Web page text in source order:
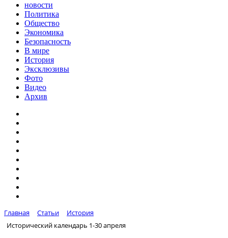
новости
Политика
Общество
Экономика
Безопасность
В мире
История
Эксклюзивы
Фото
Видео
Архив
Главная Статьи
История
Исторический календарь 1-30 апреля